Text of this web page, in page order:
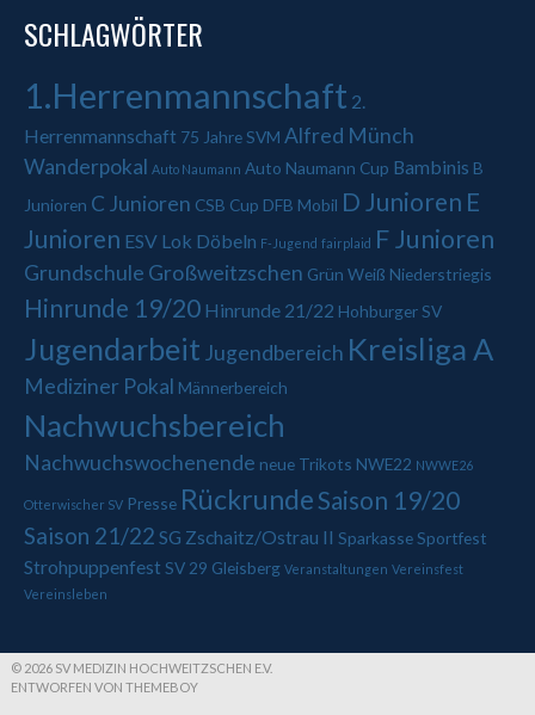
SCHLAGWÖRTER
1.Herrenmannschaft 2.
Herrenmannschaft 75 Jahre SVM Alfred Münch
Wanderpokal Auto Naumann Auto Naumann Cup Bambinis B
Junioren C Junioren CSB Cup DFB Mobil D Junioren E
Junioren ESV Lok Döbeln F-Jugend fairplaid F Junioren
Grundschule Großweitzschen Grün Weiß Niederstriegis
Hinrunde 19/20 Hinrunde 21/22 Hohburger SV
Jugendarbeit Jugendbereich Kreisliga A
Mediziner Pokal Männerbereich
Nachwuchsbereich
Nachwuchswochenende neue Trikots NWE22 NWWE26
Otterwischer SV Presse Rückrunde Saison 19/20
Saison 21/22 SG Zschaitz/Ostrau II SparkasseSportfest
Strohpuppenfest SV 29 Gleisberg Veranstaltungen Vereinsfest
Vereinsleben
© 2026 SV MEDIZIN HOCHWEITZSCHEN E.V.
ENTWORFEN VON THEMEBOY